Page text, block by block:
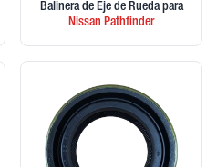
Balinera de Eje de Rueda para
Nissan Pathfinder